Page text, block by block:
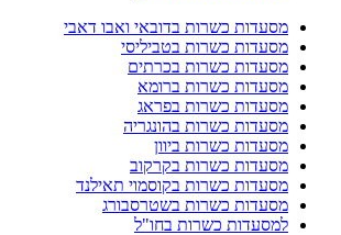
מסעדות כשרות בדובאי ואבו דאבי
מסעדות כשרות בטביליסי
מסעדות כשרות בכרתים
מסעדות כשרות ברומא
מסעדות כשרות בפראג
מסעדות כשרות בהונגריה
מסעדות כשרות ביוון
מסעדות כשרות בקרקוב
מסעדות כשרות בקוסמוי תאילנד
מסעדות כשרות בשטרסבורג
למסעדות כשרות בחו"ל